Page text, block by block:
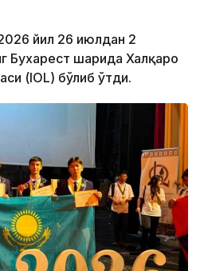
йил 26 июлдан 2
Бухарест шаҳрида Халқаро
(IOL) бўлиб ўтди.